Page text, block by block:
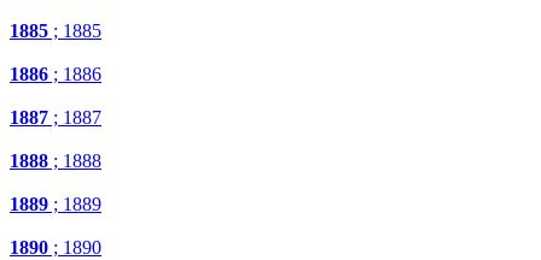
1885 ; 1885
1886 ; 1886
1887 ; 1887
1888 ; 1888
1889 ; 1889
1890 ; 1890